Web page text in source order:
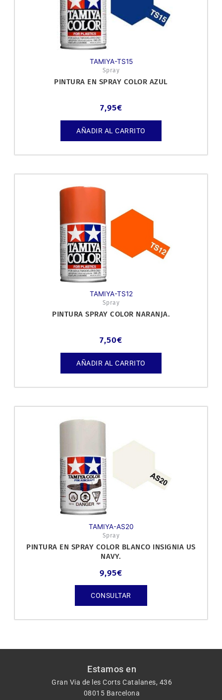
TAMIYA-TS15
Spray
PINTURA EN SPRAY COLOR AZUL
7,95€
AÑADIR AL CARRITO
TAMIYA-TS12
Spray
PINTURA SPRAY COLOR NARANJA.
7,50€
AÑADIR AL CARRITO
TAMIYA-AS20
Spray
PINTURA EN SPRAY COLOR BLANCO INSIGNIA US
NAVY.
9,95€
CONSULTAR
Estamos en
Gran Via de les Corts Catalanes, 436
08015 Barcelona